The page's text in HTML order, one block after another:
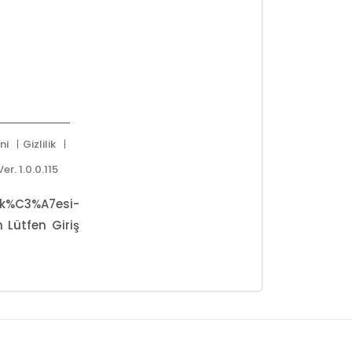
Gizlilik
1.0.0.115
Lütfen Giriş